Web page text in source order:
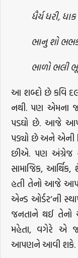
ધૈર્ય ધરી,
ભાનુ શો
ભાળો ભલી
આ શબ્દો છે કવિ
નથી. પણ એમના
પડઘો છે. આજે
પડ્યો છે અને એની
છીએ. પણ અંગ્રેજ
સામાજિક,
હતી તેનો આજે
એન્ડ ઓર્ડર’ની
જનતાને થઈ તેનો
મહેતા, વગેરે એ
આપણને આવી શકે.